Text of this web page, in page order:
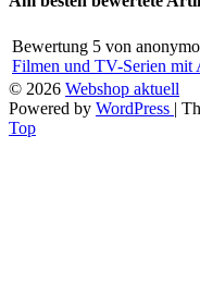
Bewertung 5 von
Filmen und TV-Serien mit
© 2026 Webshop aktuell
Powered by WordPress |
Top